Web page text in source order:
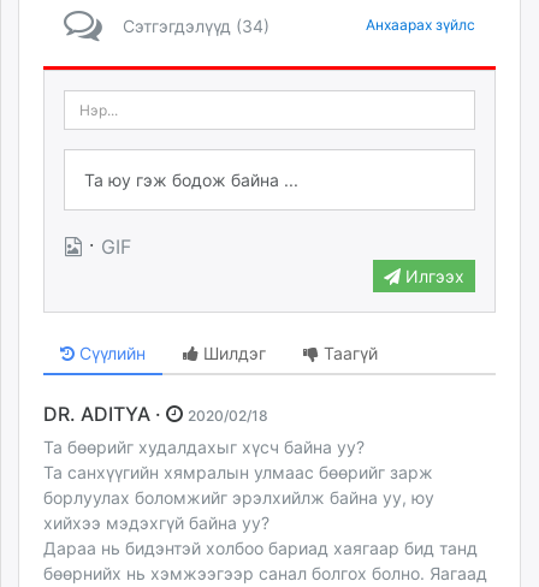
Сэтгэгдэлүүд (34) Анхаарах зүйлс
· GIF
Илгээх
Сүүлийн Шилдэг Таагүй
DR. ADITYA · 2020/02/18
Та бөөрийг худалдахыг хүсч байна уу?
Та санхүүгийн хямралын улмаас бөөрийг зарж
борлуулах боломжийг эрэлхийлж байна уу, юу
хийхээ мэдэхгүй байна уу?
Дараа нь бидэнтэй холбоо бариад хаягаар бид танд
бөөрнийх нь хэмжээгээр санал болгох болно. Яагаад